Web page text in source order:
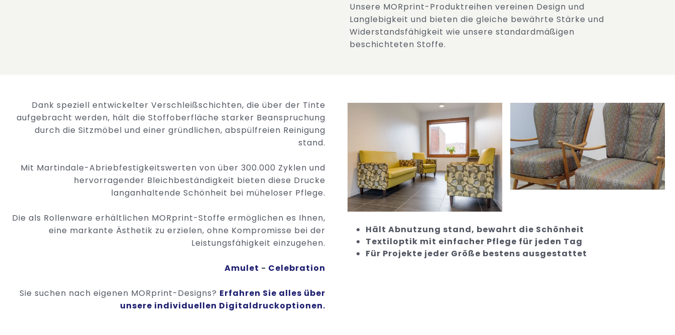
Unsere MORprint-Produktreihen vereinen Design und
Langlebigkeit und bieten die gleiche bewährte Stärke und
Widerstandsfähigkeit wie unsere standardmäßigen
beschichteten Stoffe.
Dank speziell entwickelter Verschleißschichten, die über der Tinte
aufgebracht werden, hält die Stoffoberfläche starker Beanspruchung
durch die Sitzmöbel und einer gründlichen, abspülfreien Reinigung
stand.
Mit Martindale-Abriebfestigkeitswerten von über 300.000 Zyklen und
hervorragender Bleichbeständigkeit bieten diese Drucke
langanhaltende Schönheit bei müheloser Pflege.
Die als Rollenware erhältlichen MORprint-Stoffe ermöglichen es Ihnen,
eine markante Ästhetik zu erzielen, ohne Kompromisse bei der
Leistungsfähigkeit einzugehen.
Amulet - Celebration
Sie suchen nach eigenen MORprint-Designs? Erfahren Sie alles über
unsere individuellen Digitaldruckoptionen.
Hält Abnutzung stand, bewahrt die Schönheit
Textiloptik mit einfacher Pflege für jeden Tag
Für Projekte jeder Größe bestens ausgestattet